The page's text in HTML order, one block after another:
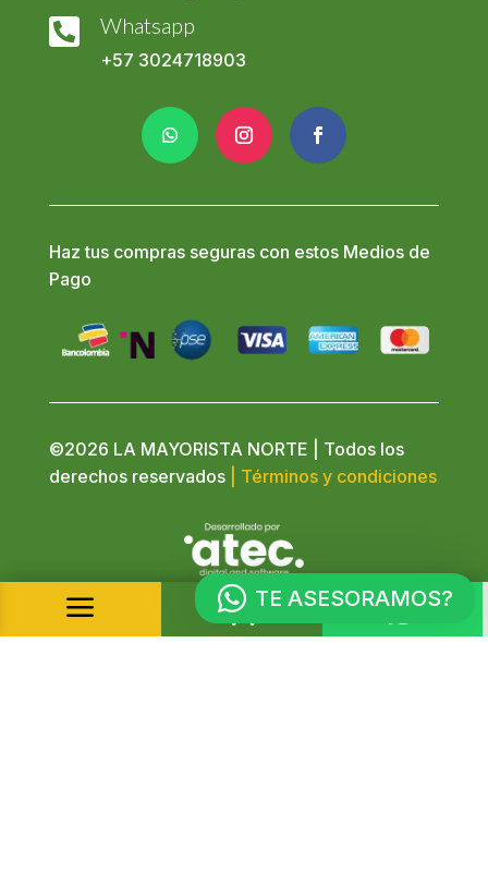
 Whatsapp
+57 3024718903
Haz tus compras seguras con estos Medios de
Pago
©2026 LA MAYORISTA NORTE | Todos los
derechos reservados
| Términos y condiciones
a  
TE ASESORAMOS?